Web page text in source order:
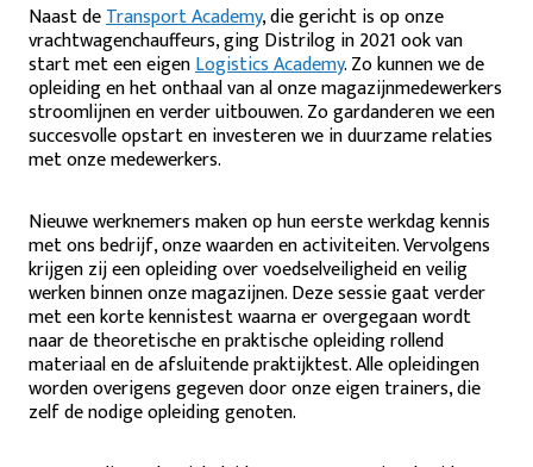
Naast deTransport Academy, die gericht is op onze
vrachtwagenchauffeurs, ging Distrilog in 2021 ook van
start met een eigenLogistics Academy. Zo kunnen we de
opleiding en het onthaal van al onze magazijnmedewerkers
stroomlijnen en verder uitbouwen. Zo gardanderen we een
succesvolle opstart en investeren we in duurzame relaties
met onze medewerkers.
Nieuwe werknemers maken op hun eerste werkdag kennis
met ons bedrijf, onze waarden en activiteiten. Vervolgens
krijgen zij een opleiding over voedselveiligheid en veilig
werken binnen onze magazijnen. Deze sessie gaat verder
met een korte kennistest waarna er overgegaan wordt
naar de theoretische en praktische opleiding rollend
materiaal en de afsluitende praktijktest. Alle opleidingen
worden overigens gegeven door onze eigen trainers, die
zelf de nodige opleiding genoten.